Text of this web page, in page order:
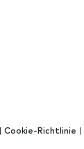
Cookie-Richtlinie